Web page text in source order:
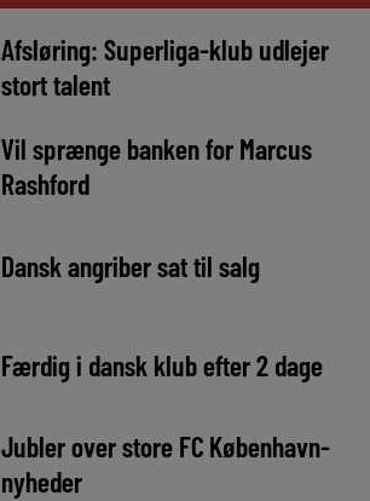
Afsløring: Superliga-klub udlejer
stort talent
Vil sprænge banken for Marcus
Rashford
Dansk angriber sat til salg
Færdig i dansk klub efter 2 dage
Jubler over store FC København-
nyheder